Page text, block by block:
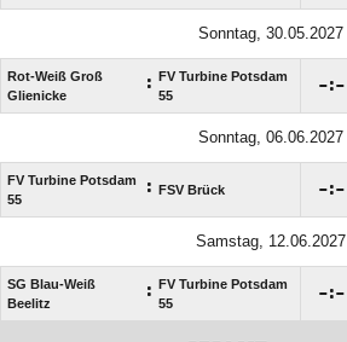
Sonntag, 30.05.2027
Rot-Weiß Groß
Glienicke
: FV Turbine Potsdam
55
:
Sonntag, 06.06.2027
FV Turbine Potsdam
55
: FSV Brück :
Samstag, 12.06.2027
SG Blau-Weiß
Beelitz
: FV Turbine Potsdam
55
: